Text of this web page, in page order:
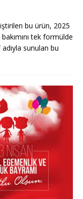
bu ürün, 2025
tek formülde
sunulan bu